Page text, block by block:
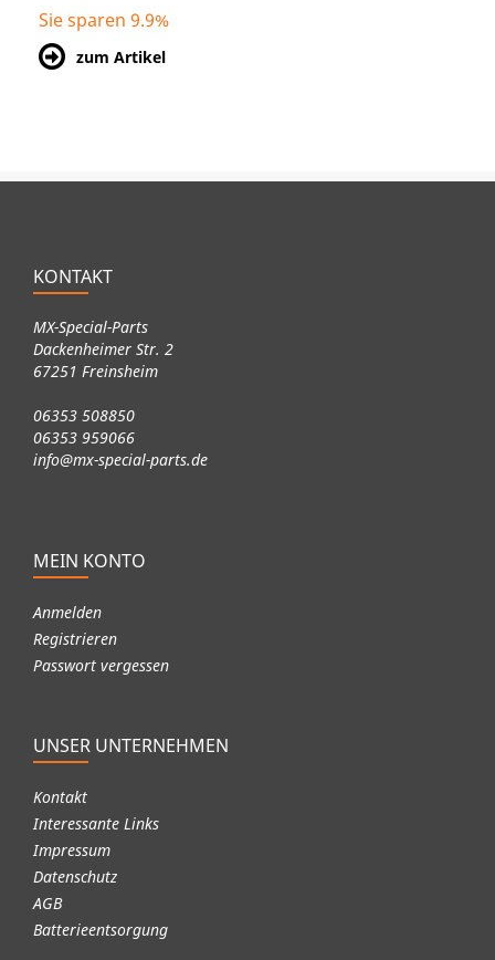
Sie sparen 9.9%
zum Artikel
KONTAKT
MX-Special-Parts
Dackenheimer Str. 2
67251 Freinsheim
06353 508850
06353 959066
info@mx-special-parts.de
MEIN KONTO
Anmelden
Registrieren
Passwort vergessen
UNSER UNTERNEHMEN
Kontakt
Interessante Links
Impressum
Datenschutz
AGB
Batterieentsorgung